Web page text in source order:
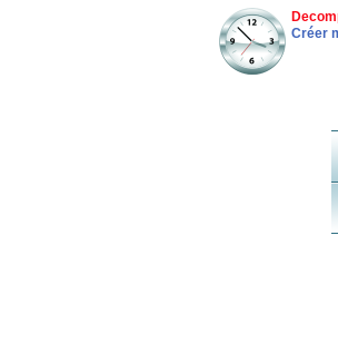
Créer